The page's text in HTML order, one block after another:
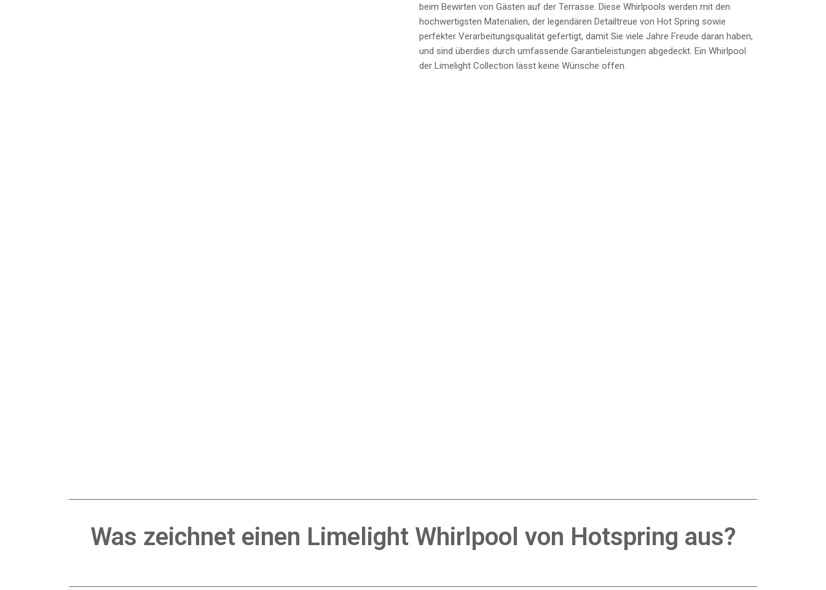
beim Bewirten von Gästen auf der Terrasse. Diese Whirlpools werden mit den
hochwertigsten Materialien, der legendären Detailtreue von Hot Spring sowie
perfekter Verarbeitungsqualität gefertigt, damit Sie viele Jahre Freude daran haben,
und sind überdies durch umfassende Garantieleistungen abgedeckt. Ein Whirlpool
der Limelight Collection lässt keine Wünsche offen.
Was zeichnet einen Limelight Whirlpool von Hotspring aus?